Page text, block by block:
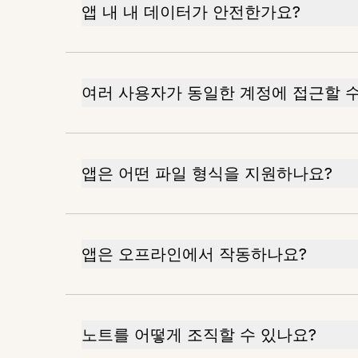
앱 내 내 데이터가 안전한가요?
여러 사용자가 동일한 계정에 접근할
앱은 어떤 파일 형식을 지원하나요?
앱은 오프라인에서 작동하나요?
노트를 어떻게 조직할 수 있나요?